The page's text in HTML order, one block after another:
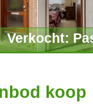
Verkocht:
koop